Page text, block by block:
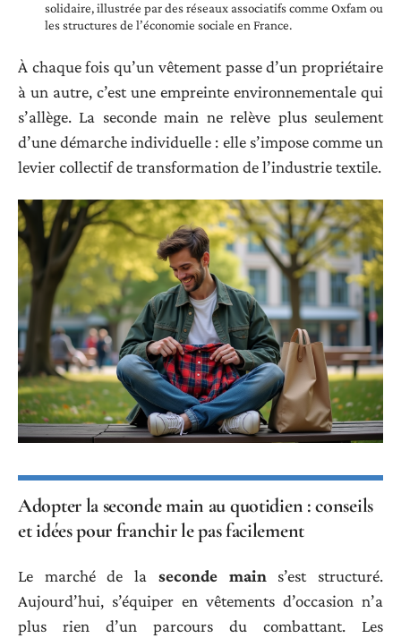
solidaire, illustrée par des réseaux associatifs comme Oxfam ou
les structures de l’économie sociale en France.
À chaque fois qu’un vêtement passe d’un propriétaire
à un autre, c’est une empreinte environnementale qui
s’allège. La seconde main ne relève plus seulement
d’une démarche individuelle : elle s’impose comme un
levier collectif de transformation de l’industrie textile.
Adopter la seconde main au quotidien : conseils
et idées pour franchir le pas facilement
Le marché de la seconde main s’est structuré.
Aujourd’hui, s’équiper en vêtements d’occasion n’a
plus rien d’un parcours du combattant. Les